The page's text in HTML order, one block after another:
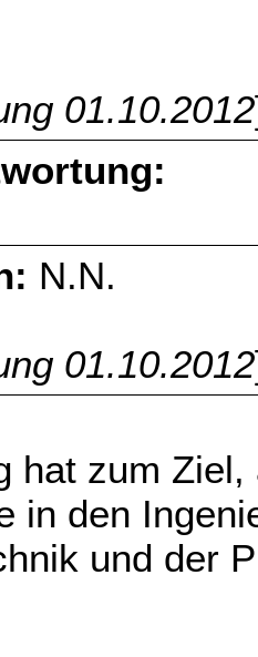
01.10.2012
N.N.
01.10.2012
hat zum
in den
und der